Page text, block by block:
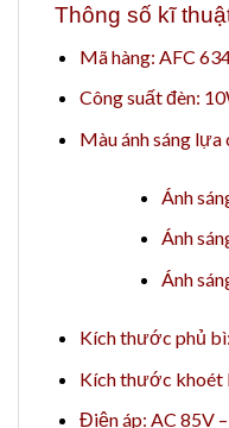
Thông số kĩ
Mã hàng: AFC
Công suất đèn:
Màu ánh sáng lựa
Ánh
Ánh
Ánh
Kích thước phủ
Kích thước khoét
Điện áp: AC 85V